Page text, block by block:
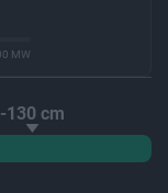
MW
-130 cm